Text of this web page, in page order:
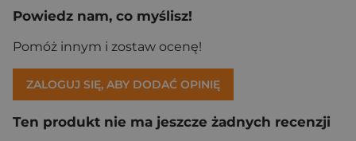
Powiedz nam, co myślisz!
Pomóż innym i zostaw ocenę!
ZALOGUJ SIĘ, ABY DODAĆ OPINIĘ
Ten produkt nie ma jeszcze żadnych recenzji